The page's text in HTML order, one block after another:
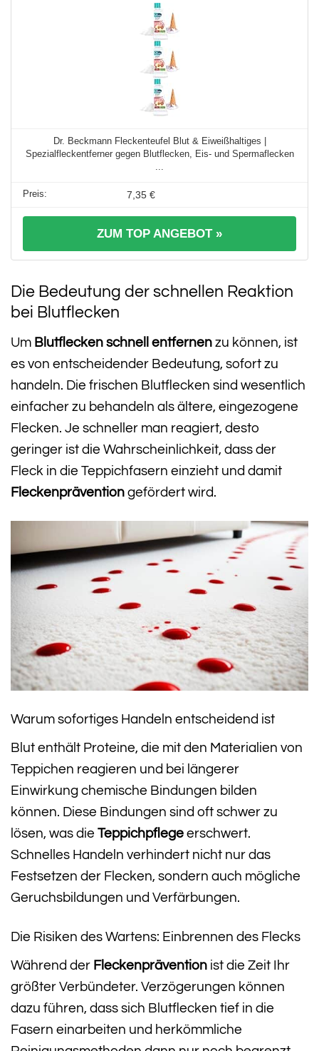
Dr. Beckmann Fleckenteufel Blut & Eiweißhaltiges |
Spezialfleckentferner gegen Blutflecken, Eis- und Spermaflecken
...
7,35 €
ZUM TOP ANGEBOT »
Die Bedeutung der schnellen Reaktion
bei Blutflecken
Um Blutflecken schnell entfernen zu können, ist
es von entscheidender Bedeutung, sofort zu
handeln. Die frischen Blutflecken sind wesentlich
einfacher zu behandeln als ältere, eingezogene
Flecken. Je schneller man reagiert, desto
geringer ist die Wahrscheinlichkeit, dass der
Fleck in die Teppichfasern einzieht und damit
Fleckenprävention gefördert wird.
Warum sofortiges Handeln entscheidend ist
Blut enthält Proteine, die mit den Materialien von
Teppichen reagieren und bei längerer
Einwirkung chemische Bindungen bilden
können. Diese Bindungen sind oft schwer zu
lösen, was die Teppichpflege erschwert.
Schnelles Handeln verhindert nicht nur das
Festsetzen der Flecken, sondern auch mögliche
Geruchsbildungen und Verfärbungen.
Die Risiken des Wartens: Einbrennen des Flecks
Während der Fleckenprävention ist die Zeit Ihr
größter Verbündeter. Verzögerungen können
dazu führen, dass sich Blutflecken tief in die
Fasern einarbeiten und herkömmliche